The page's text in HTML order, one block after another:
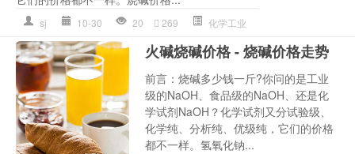
sj 10-30 20 269 化学工业
火碱烧碱价格 - 烧碱价格走势
前言：烧碱多少钱一斤?你问的是工业
级的NaOH、食品级的NaOH、还是化
学试剂NaOH？化学试剂又分试验级、
化学纯、分析纯、优级纯，它们的价格
都不一样。氢氧化钠...